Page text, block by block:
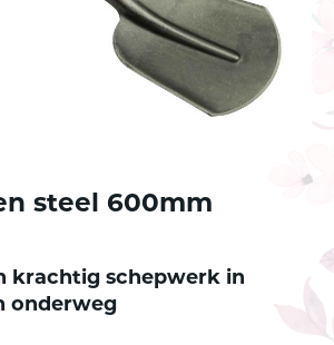
steel 600mm
krachtig schepwerk in
onderweg